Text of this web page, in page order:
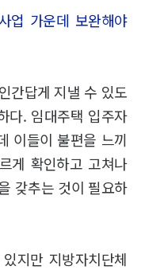
업 가운데 보완해야
간답게 지낼 수 있도
다. 임대주택 입주자
이들이 불편을 느끼
게 확인하고 고쳐나
갖추는 것이 필요하
지만 지방자치단체